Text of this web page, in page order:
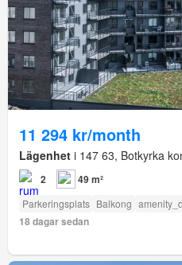
11 294 kr/month
Lägenhet i 147 63, Botkyrka
2 49 m²
Parkeringsplats Balkong
18 dagar sedan